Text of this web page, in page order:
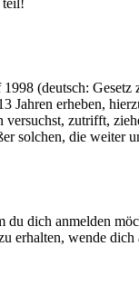
teil!
(deutsch:
erheben,
zutrifft,
solchen, die weiter
du dich anmelden
erhalten, wende